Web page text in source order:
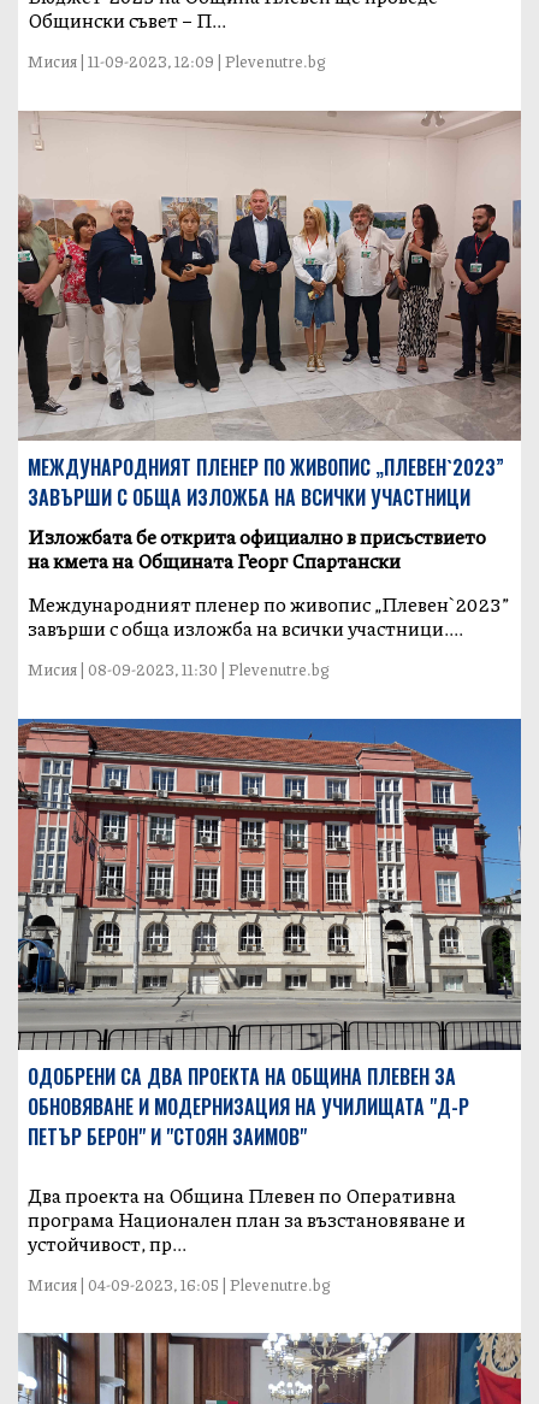
Общински съвет – П...
Мисия | 11-09-2023, 12:09 | Plevenutre.bg
МЕЖДУНАРОДНИЯТ ПЛЕНЕР ПО ЖИВОПИС „ПЛЕВЕН`2023”
ЗАВЪРШИ С ОБЩА ИЗЛОЖБА НА ВСИЧКИ УЧАСТНИЦИ
Изложбата бе открита официално в присъствието
на кмета на Общината Георг Спартански
Международният пленер по живопис „Плевен`2023”
завърши с обща изложба на всички участници....
Мисия | 08-09-2023, 11:30 | Plevenutre.bg
ОДОБРЕНИ СА ДВА ПРОЕКТА НА ОБЩИНА ПЛЕВЕН ЗА
ОБНОВЯВАНЕ И МОДЕРНИЗАЦИЯ НА УЧИЛИЩАТА "Д-Р
ПЕТЪР БЕРОН" И "СТОЯН ЗАИМОВ"
Два проекта на Община Плевен по Оперативна
програма Национален план за възстановяване и
устойчивост, пр...
Мисия | 04-09-2023, 16:05 | Plevenutre.bg